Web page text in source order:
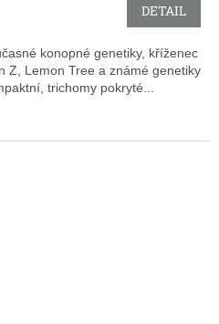
DETAIL
konopné genetiky, kříženec
Z, Lemon Tree a známé genetiky
trichomy pokryté...